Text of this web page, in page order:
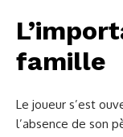
famille
Le joueur s’est
l’absence de son